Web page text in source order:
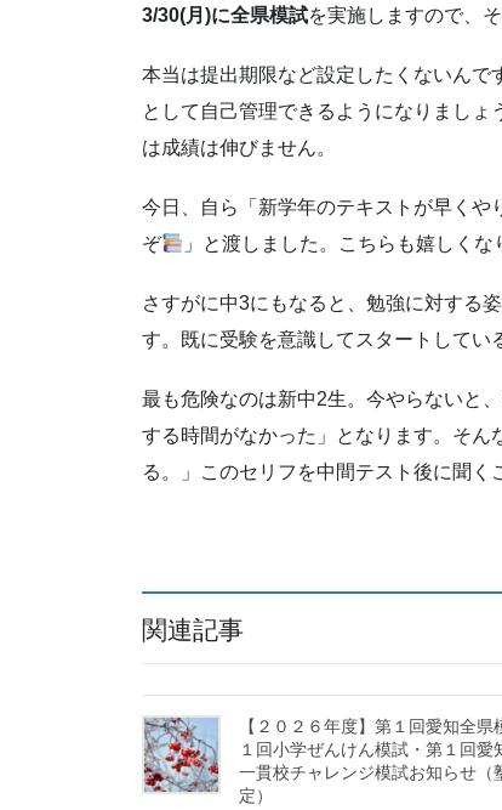
3/30(月)に全県模試を実施しますので、
本当は提出期限など設定したくないんで
として自己管理できるようになりまし
は成績は伸びません。
今日、自ら「新学年のテキストが早くや
ぞ
」と渡しました。こちらも嬉しくな
さすがに中3にもなると、勉強に対する
す。既に受験を意識してスタートしてい
最も危険なのは新中2生。今やらないと
する時間がなかった」となります。そ
る。」このセリフを中間テスト後に聞く
関連記事
【２０２６年度】第１回愛知全県
１回小学ぜんけん模試・第１回愛
一貫校チャレンジ模試お知らせ（
定）